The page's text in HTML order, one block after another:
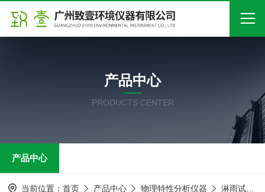
关于我们
产品中心
在线留言
产品中心
PRODUCTS CENTER
产品中心
当前位置： 首页 产品中心 物理特性分析仪器 淋雨试验箱